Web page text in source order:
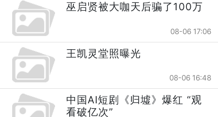
巫启贤被大咖天后骗了100万
08-06 17:06
王凯灵堂照曝光
08-06 16:48
中国AI短剧《归墟》爆红 “观
看破亿次”